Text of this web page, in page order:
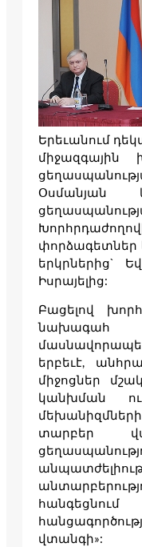
Երեւանում
միջազգային
Օսմանյան
փորձագետներ
երկրներից`
Իսրայելից:
Բացելով
նախագահ
երբեւէ,
միջոցներ
կանխման
տարբեր
վտանգի»: